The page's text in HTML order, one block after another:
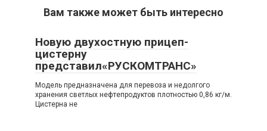
Вам также может быть интересно
Новую двухостную прицеп-
цистерну
представил«РУСКОМТРАНС»
Модель предназначена для перевоза и недолгого
хранения светлых нефтепродуктов плотностью 0,86 кг/м.
Цистерна не